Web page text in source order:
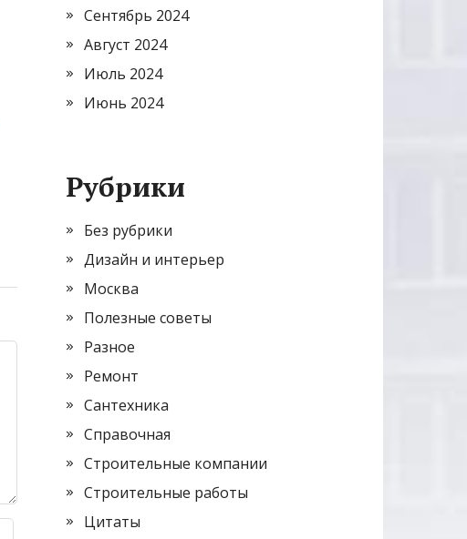
Сентябрь 2024
Август 2024
Июль 2024
Июнь 2024
Рубрики
Без рубрики
Дизайн и интерьер
Москва
Полезные советы
Разное
Ремонт
Сантехника
Справочная
Строительные компании
Строительные работы
Цитаты